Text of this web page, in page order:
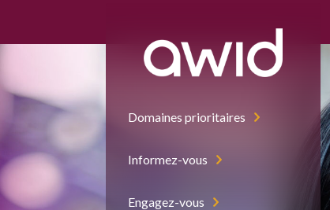
Domaines prioritaires
Informez-vous
Engagez-vous